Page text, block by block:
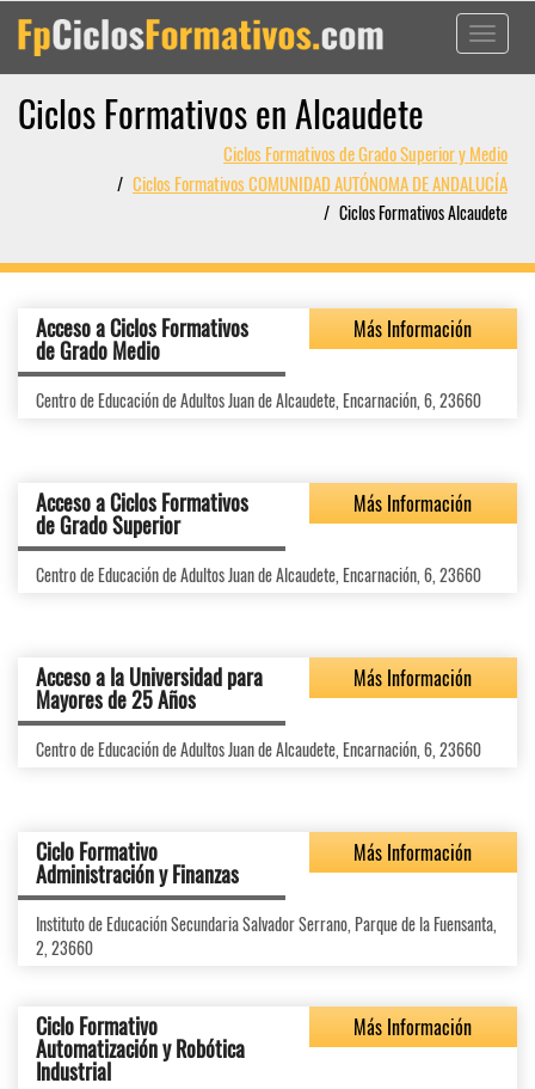
Toggle
Ciclos Formativos en Alcaudete
Ciclos Formativos de Grado Superior y Medio
Ciclos Formativos COMUNIDAD AUTÓNOMA DE ANDALUCÍA
Ciclos Formativos Alcaudete
Acceso a Ciclos Formativos
de Grado Medio
Más Información
Centro de Educación de Adultos Juan de Alcaudete, Encarnación, 6, 23660
Acceso a Ciclos Formativos
de Grado Superior
Más Información
Centro de Educación de Adultos Juan de Alcaudete, Encarnación, 6, 23660
Acceso a la Universidad para
Mayores de 25 Años
Más Información
Centro de Educación de Adultos Juan de Alcaudete, Encarnación, 6, 23660
Ciclo Formativo
Administración y Finanzas
Más Información
Instituto de Educación Secundaria Salvador Serrano, Parque de la Fuensanta,
2, 23660
Ciclo Formativo
Automatización y Robótica
Industrial
Más Información